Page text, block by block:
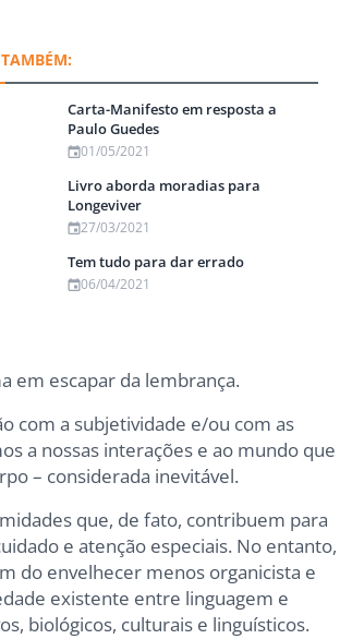
Carta-Manifesto em resposta a
Paulo Guedes
01/05/2021
Livro aborda moradias para
Longeviver
27/03/2021
Tem tudo para dar errado
06/04/2021
em escapar da lembrança.
com a subjetividade e/ou com as
a nossas interações e ao mundo que
– considerada inevitável.
que, de fato, contribuem para
e atenção especiais. No entanto,
do envelhecer menos organicista e
existente entre linguagem e
biológicos, culturais e linguísticos.